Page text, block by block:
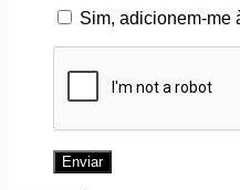
Sim, adicionem-me